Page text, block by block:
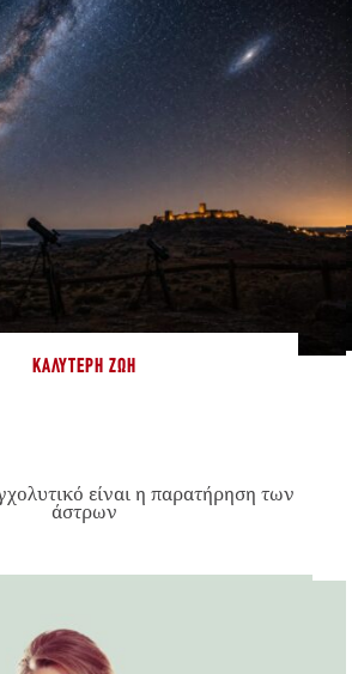
ΚΑΛΎΤΕΡΗ ΖΩΉ
είναι η παρατήρηση των
άστρων